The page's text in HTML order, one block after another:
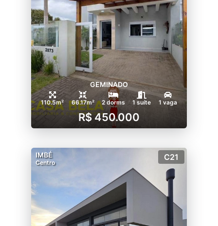
GEMINADO
110.5m² 66.17m² 2 dorms 1 suíte 1 vaga
R$ 450.000
IMBÉ
Centro
C21